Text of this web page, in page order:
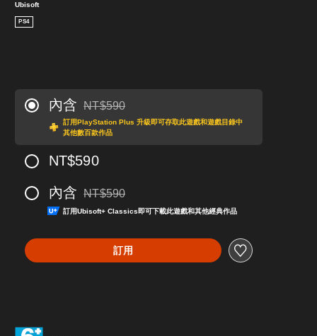
Ubisoft
PS4
內含 折扣前原價為NT$590
NT$590
訂用PlayStation Plus 升級即可存取此遊戲和遊戲目錄中
其他數百款作品
NT$590
內含 折扣前原價為NT$590
NT$590
訂用Ubisoft+ Classics即可下載此遊戲和其他經典作品
訂用